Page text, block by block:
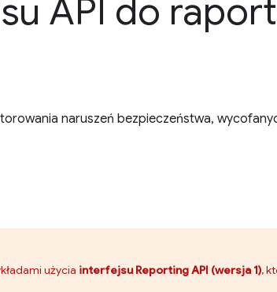
API do
naruszeń bezpieczeństwa,
użycia interfejsu Reporting API (wersja 1),